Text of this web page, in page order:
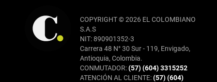
COPYRIGHT © 2026 EL COLOMBIANO
S.A.S
NIT: 890901352-3
Carrera 48 N° 30 Sur - 119, Envigado,
Antioquia, Colombia.
CONMUTADOR:(57) (604) 3315252
ATENCIÓN AL CLIENTE:(57) (604)